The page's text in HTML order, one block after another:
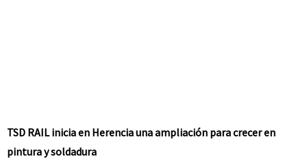
TSD RAIL inicia en Herencia una ampliación para crecer en
pintura y soldadura